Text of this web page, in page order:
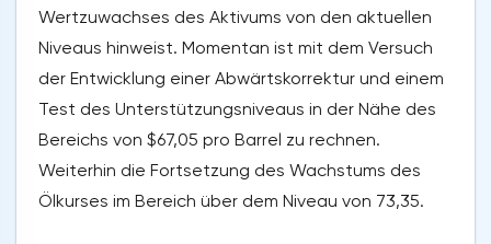
Wertzuwachses des Aktivums von den aktuellen
Niveaus hinweist. Momentan ist mit dem Versuch
der Entwicklung einer Abwärtskorrektur und einem
Test des Unterstützungsniveaus in der Nähe des
Bereichs von $67,05 pro Barrel zu rechnen.
Weiterhin die Fortsetzung des Wachstums des
Ölkurses im Bereich über dem Niveau von 73,35.